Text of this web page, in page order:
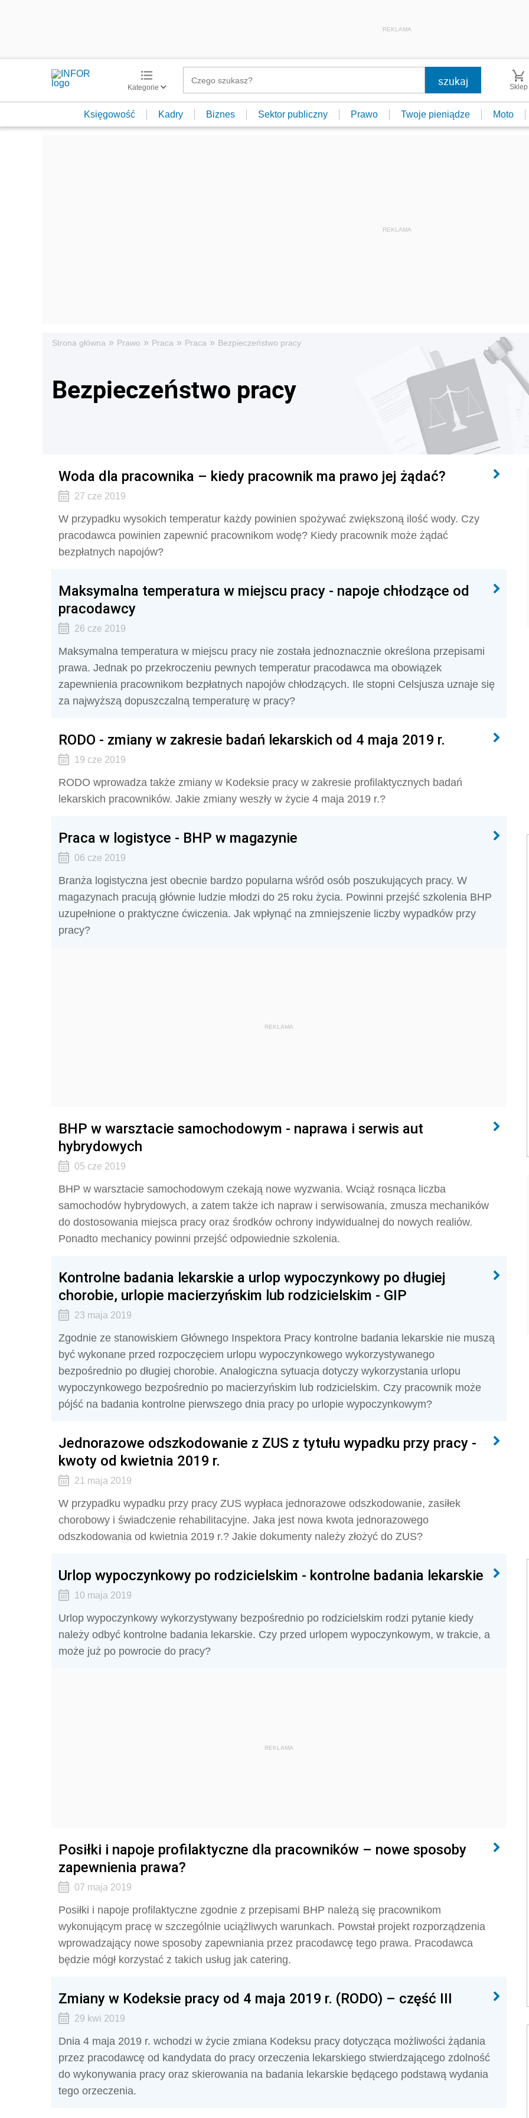
REKLAMA
Kategorie Sklep
Księgowość Kadry Biznes Sektor publiczny Prawo Twoje pieniądze Moto
Strona główna » Prawo » Praca » Praca » Bezpieczeństwo pracy
Bezpieczeństwo pracy
Woda dla pracownika – kiedy pracownik ma prawo jej żądać?
27 cze 2019
W przypadku wysokich temperatur każdy powinien spożywać zwiększoną ilość wody. Czy
pracodawca powinien zapewnić pracownikom wodę? Kiedy pracownik może żądać
bezpłatnych napojów?
Maksymalna temperatura w miejscu pracy - napoje chłodzące od
pracodawcy
26 cze 2019
Maksymalna temperatura w miejscu pracy nie została jednoznacznie określona przepisami
prawa. Jednak po przekroczeniu pewnych temperatur pracodawca ma obowiązek
zapewnienia pracownikom bezpłatnych napojów chłodzących. Ile stopni Celsjusza uznaje się
za najwyższą dopuszczalną temperaturę w pracy?
RODO - zmiany w zakresie badań lekarskich od 4 maja 2019 r.
19 cze 2019
RODO wprowadza także zmiany w Kodeksie pracy w zakresie profilaktycznych badań
lekarskich pracowników. Jakie zmiany weszły w życie 4 maja 2019 r.?
Praca w logistyce - BHP w magazynie
06 cze 2019
Branża logistyczna jest obecnie bardzo popularna wśród osób poszukujących pracy. W
magazynach pracują głównie ludzie młodzi do 25 roku życia. Powinni przejść szkolenia BHP
uzupełnione o praktyczne ćwiczenia. Jak wpłynąć na zmniejszenie liczby wypadków przy
pracy?
REKLAMA
BHP w warsztacie samochodowym - naprawa i serwis aut
hybrydowych
05 cze 2019
BHP w warsztacie samochodowym czekają nowe wyzwania. Wciąż rosnąca liczba
samochodów hybrydowych, a zatem także ich napraw i serwisowania, zmusza mechaników
do dostosowania miejsca pracy oraz środków ochrony indywidualnej do nowych realiów.
Ponadto mechanicy powinni przejść odpowiednie szkolenia.
Kontrolne badania lekarskie a urlop wypoczynkowy po długiej
chorobie, urlopie macierzyńskim lub rodzicielskim - GIP
23 maja 2019
Zgodnie ze stanowiskiem Głównego Inspektora Pracy kontrolne badania lekarskie nie muszą
być wykonane przed rozpoczęciem urlopu wypoczynkowego wykorzystywanego
bezpośrednio po długiej chorobie. Analogiczna sytuacja dotyczy wykorzystania urlopu
wypoczynkowego bezpośrednio po macierzyńskim lub rodzicielskim. Czy pracownik może
pójść na badania kontrolne pierwszego dnia pracy po urlopie wypoczynkowym?
Jednorazowe odszkodowanie z ZUS z tytułu wypadku przy pracy -
kwoty od kwietnia 2019 r.
21 maja 2019
W przypadku wypadku przy pracy ZUS wypłaca jednorazowe odszkodowanie, zasiłek
chorobowy i świadczenie rehabilitacyjne. Jaka jest nowa kwota jednorazowego
odszkodowania od kwietnia 2019 r.? Jakie dokumenty należy złożyć do ZUS?
Urlop wypoczynkowy po rodzicielskim - kontrolne badania lekarskie
10 maja 2019
Urlop wypoczynkowy wykorzystywany bezpośrednio po rodzicielskim rodzi pytanie kiedy
należy odbyć kontrolne badania lekarskie. Czy przed urlopem wypoczynkowym, w trakcie, a
może już po powrocie do pracy?
REKLAMA
Posiłki i napoje profilaktyczne dla pracowników – nowe sposoby
zapewnienia prawa?
07 maja 2019
Posiłki i napoje profilaktyczne zgodnie z przepisami BHP należą się pracownikom
wykonującym pracę w szczególnie uciążliwych warunkach. Powstał projekt rozporządzenia
wprowadzający nowe sposoby zapewniania przez pracodawcę tego prawa. Pracodawca
będzie mógł korzystać z takich usług jak catering.
Zmiany w Kodeksie pracy od 4 maja 2019 r. (RODO) – część III
29 kwi 2019
Dnia 4 maja 2019 r. wchodzi w życie zmiana Kodeksu pracy dotycząca możliwości żądania
przez pracodawcę od kandydata do pracy orzeczenia lekarskiego stwierdzającego zdolność
do wykonywania pracy oraz skierowania na badania lekarskie będącego podstawą wydania
tego orzeczenia.